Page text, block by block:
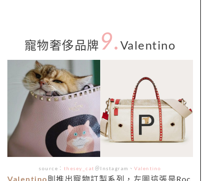
寵物奢侈品牌 9. Valentino
source： thesey_cat ＠Instagram、Valentino